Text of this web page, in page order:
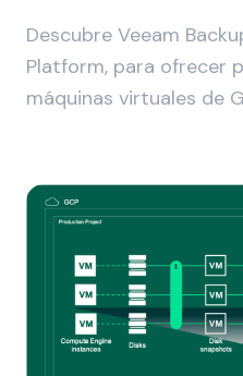
Descubre Veeam
Platform, para ofrecer
máquinas virtuales de